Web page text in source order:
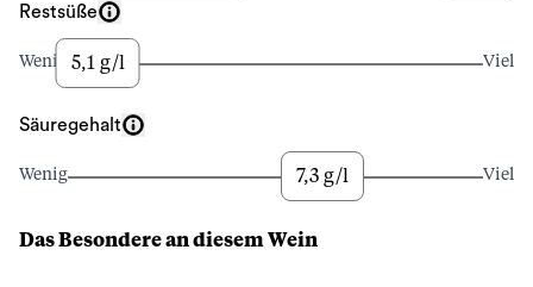
Restsüße
Wenig 5,1 g/l Viel
Säuregehalt
Wenig 7,3 g/l Viel
Das Besondere an diesem Wein